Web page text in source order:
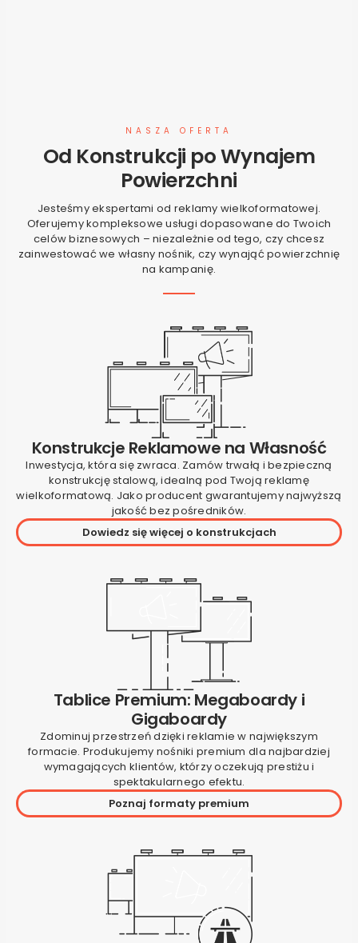
NASZA OFERTA
Od Konstrukcji po Wynajem
Powierzchni
Jesteśmy ekspertami od reklamy wielkoformatowej.
Oferujemy kompleksowe usługi dopasowane do Twoich
celów biznesowych – niezależnie od tego, czy chcesz
zainwestować we własny nośnik, czy wynająć powierzchnię
na kampanię.
Konstrukcje Reklamowe na Własność
Inwestycja, która się zwraca. Zamów trwałą i bezpieczną
konstrukcję stalową, idealną pod Twoją reklamę
wielkoformatową. Jako producent gwarantujemy najwyższą
jakość bez pośredników.
Dowiedz się więcej o konstrukcjach
Tablice Premium: Megaboardy i
Gigaboardy
Zdominuj przestrzeń dzięki reklamie w największym
formacie. Produkujemy nośniki premium dla najbardziej
wymagających klientów, którzy oczekują prestiżu i
spektakularnego efektu.
Poznaj formaty premium